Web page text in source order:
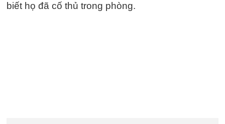
biết họ đã cố thủ trong phòng.